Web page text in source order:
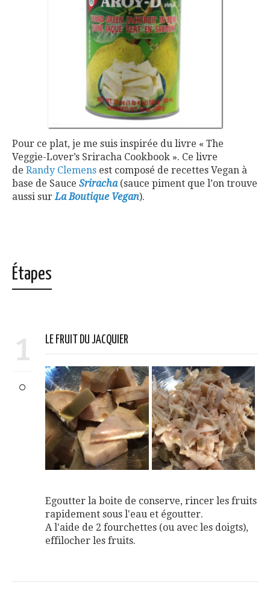
Pour ce plat, je me suis inspirée du livre « The
Veggie-Lover’s Sriracha Cookbook ». Ce livre
de Randy Clemens est composé de recettes Vegan à
base de Sauce Sriracha(sauce piment que l’on trouve
aussi surLa Boutique Vegan).
Étapes
1 LE FRUIT DU JACQUIER
Egoutter la boite de conserve, rincer les fruits
rapidement sous l'eau et égoutter.
A l'aide de 2 fourchettes (ou avec les doigts),
effilocher les fruits.